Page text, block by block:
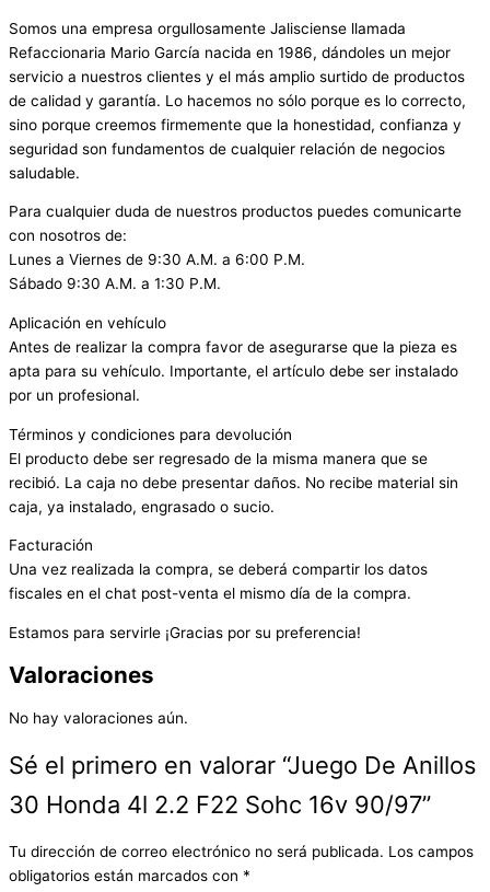
Somos una empresa orgullosamente Jalisciense llamada
Refaccionaria Mario García nacida en 1986, dándoles un mejor
servicio a nuestros clientes y el más amplio surtido de productos
de calidad y garantía. Lo hacemos no sólo porque es lo correcto,
sino porque creemos firmemente que la honestidad, confianza y
seguridad son fundamentos de cualquier relación de negocios
saludable.
Para cualquier duda de nuestros productos puedes comunicarte
con nosotros de:
Lunes a Viernes de 9:30 A.M. a 6:00 P.M.
Sábado 9:30 A.M. a 1:30 P.M.
Aplicación en vehículo
Antes de realizar la compra favor de asegurarse que la pieza es
apta para su vehículo. Importante, el artículo debe ser instalado
por un profesional.
Términos y condiciones para devolución
El producto debe ser regresado de la misma manera que se
recibió. La caja no debe presentar daños. No recibe material sin
caja, ya instalado, engrasado o sucio.
Facturación
Una vez realizada la compra, se deberá compartir los datos
fiscales en el chat post-venta el mismo día de la compra.
Estamos para servirle ¡Gracias por su preferencia!
Valoraciones
No hay valoraciones aún.
Sé el primero en valorar “Juego De Anillos
30 Honda 4l 2.2 F22 Sohc 16v 90/97”
Tu dirección de correo electrónico no será publicada. Los campos
obligatorios están marcados con *